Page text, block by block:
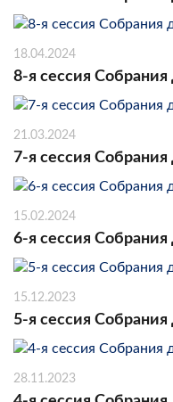
18.04.2024
8-я сессия
21.03.2024
7-я сессия
15.02.2024
6-я сессия
15.12.2023
5-я сессия
28.11.2023